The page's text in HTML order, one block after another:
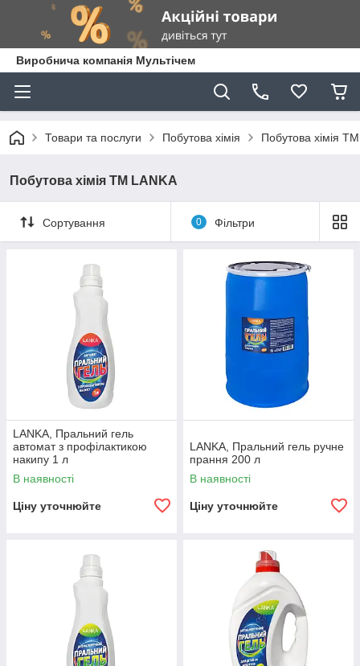
Виробнича компанія Мультічем
Товари та послуги Побутова хімія Побутова хімія
Побутова хімія ТМ LANKA
Сортування 0 Фільтри
LANKA, Пральний гель
автомат з профілактикою
накипу 1 л
В наявності
Ціну уточнюйте
LANKA, Пральний гель ручне
прання 200 л
В наявності
Ціну уточнюйте